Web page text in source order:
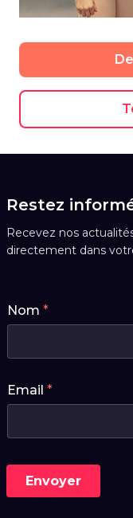
Restez
Recevez nos
directement dans
m
a
l
E
m
i
Nom *
Email *
Envoyer